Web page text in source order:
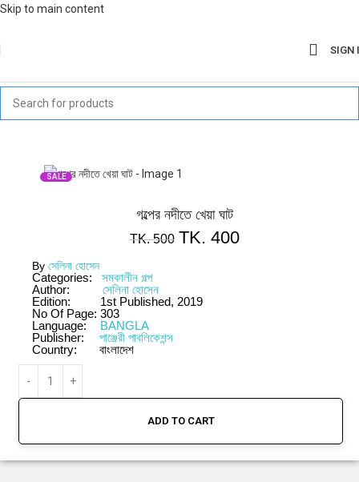
Skip to main content
SIGN
SALE
গল্পের নদীতে খেয়া ঘাট
TK.500 TK. 400
By সেলিনা হোসেন
Categories:
সমকালীন গল্প
Author:
সেলিনা হোসেন
Edition:
1st Published, 2019
No Of Page: 303
Language:
BANGLA
Publisher:
পাঞ্জেরী পাবলিকেশন্স
Country:
বাংলাদেশ
ADD TO CART